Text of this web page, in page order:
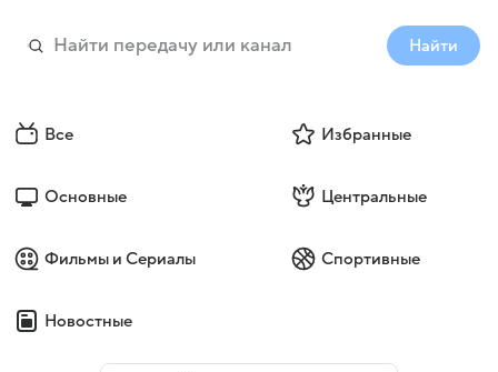
Найти
Все Избранные
Основные Центральные
Фильмы и Сериалы Спортивные
Новостные